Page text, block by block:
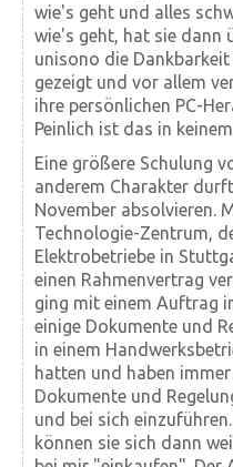
wie's geht und alles
wie's geht, hat sie dann
unisono die
gezeigt und vor allem
ihre persönlichen PC-
Peinlich ist das in
Eine größere Schulung
anderem Charakter
November absolvieren.
Technologie-Zentrum,
Elektrobetriebe in
einen Rahmen­vertrag
ging mit einem Auftrag
einige Dokumente und
in einem
hatten und haben
Dokumente und
und bei sich
können sie sich dann